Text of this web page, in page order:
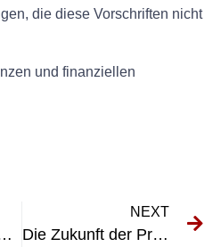
die diese Vorschriften nicht
und finanziellen
mit E-Check Innovations Management
NEXT
Die Zukunft der Prüfung elektrischer Geräte: Prüfung elektrischer Anlagen Innovationsmanagement